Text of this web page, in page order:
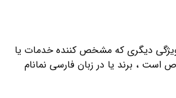
دیگری که مشخص کننده خدمات یا
، برند یا در زبان فارسی نمانام